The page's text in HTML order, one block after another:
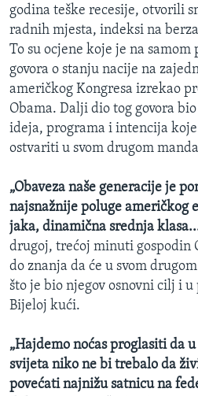
godina teške recesije, otvorili
radnih mjesta, indeksi na
To su ocjene koje je na
govora o stanju nacije na
američkog Kongresa izrekao
Obama. Dalji dio tog govora
ideja, programa i intencija
ostvariti u svom drugom
„Obaveza naše generacije je
najsnažnije poluge američkog
jaka, dinamična srednja
drugoj, trećoj minuti gospodin
do znanja da će u svom
što je bio njegov osnovni cilj i
Bijeloj kući.
„Hajdemo noćas proglasiti da
svijeta niko ne bi trebalo da
povećati najnižu satnicu na